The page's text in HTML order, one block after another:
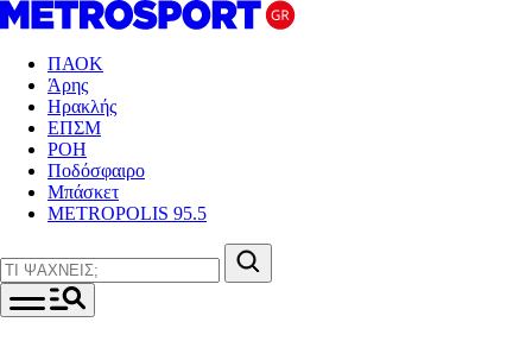
ΠΑΟΚ
Άρης
Ηρακλής
ΕΠΣΜ
ΡΟΗ
Ποδόσφαιρο
Μπάσκετ
METROPOLIS 95.5